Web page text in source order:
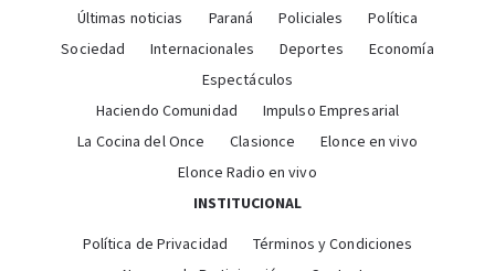
Últimas noticias Paraná Policiales
Política
Sociedad
Internacionales Deportes
Economía
Espectáculos
Haciendo Comunidad
Impulso Empresarial
La Cocina del Once
Clasionce
Elonce en vivo
Elonce Radio en vivo
INSTITUCIONAL
Política de Privacidad
Términos y Condiciones